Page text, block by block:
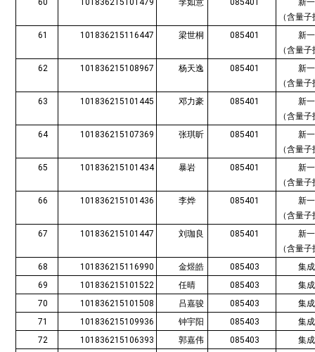
60 101836215101479 李如意 085401
新
（含量
61
101836215116447 梁世桐 085401
新
（含量
62
101836215108967 杨天逸 085401
新
（含量
63
101836215101445 邓力豪 085401
新
（含量
64
101836215107369 张琪昕 085401
新
（含量
65
101836215101434 暴岩 085401
新
（含量
66
101836215101436 李烨 085401
新
（含量
67
101836215101447 刘珈良 085401
新
（含量
68
101836215116990 金煜皓 085403
集
69
101836215101522 任晴 085403
集
70
101836215101508 吕嘉骏 085403
集
71
101836215109936 钟宇阳 085403
集
72
101836215106393 郭嘉伟 085403
集